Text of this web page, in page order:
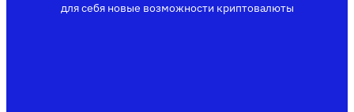
для себя новые возможности криптовалюты